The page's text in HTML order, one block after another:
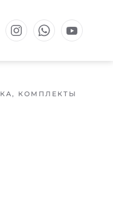
КОМПЛЕКТЫ